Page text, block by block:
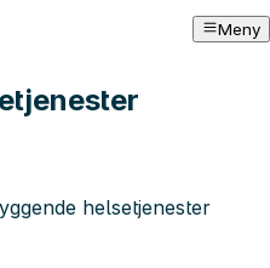
Meny
helsetjenester